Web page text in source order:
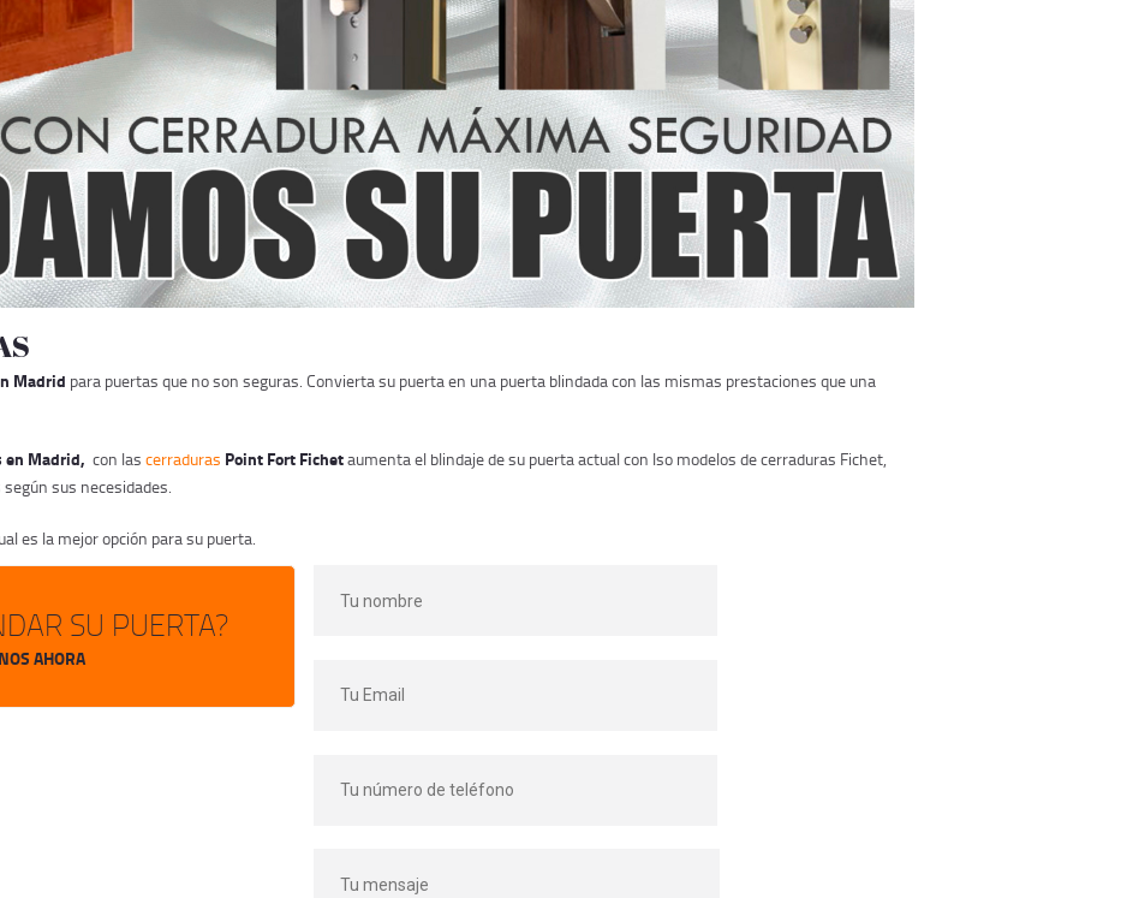
Madrid para puertas que no son seguras. Convierta su puerta en una puerta blindada con las mismas prestaciones que una
en Madrid, con las cerraduras Point Fort Fichetaumenta el blindaje de su puerta actual con lso modelos de cerraduras Fichet,
sus necesidades.
es la mejor opción para su puerta.
SU PUERTA?
AHORA